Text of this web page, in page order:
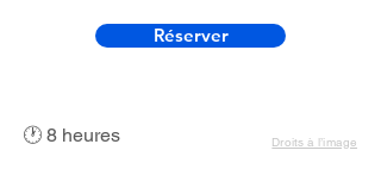
Réserver
🕐 8 heures Droits à l’image